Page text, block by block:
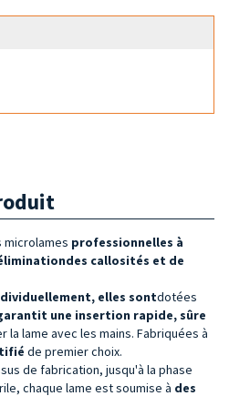
microlames professionnelles à
des callosités et de
elles sontdotées
une insertion rapide, sûre
la lame avec les mains. Fabriquées à
de premier choix.
de fabrication, jusqu'à la phase
chaque lame est soumise à des